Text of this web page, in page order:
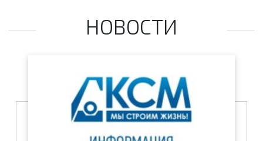
НОВОСТИ